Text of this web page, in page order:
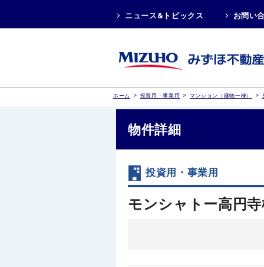
ニュース&トピックス お問い
ホーム > 投資用・事業用 > マンション（建物一棟） >
物件詳細
投資用・事業用
モンシャトー高円